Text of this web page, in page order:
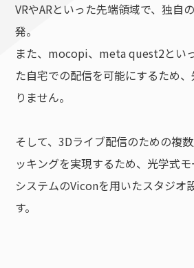
VRやARといった先端領域で、独自
発。
また、mocopi、meta quest2とい
た自宅での配信を可能にするため
りません。
そして、3Dライブ配信のための複
ッキングを実現するため、光学式
システムのViconを用いたスタジオ
す。